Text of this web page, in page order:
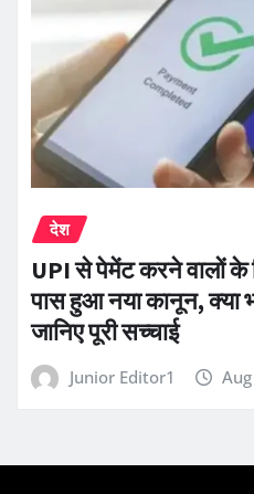
देश
UPI से पेमेंट करने वालों
पास हुआ नया कानून, क्या
जानिए पूरी सच्चाई
Junior Editor1